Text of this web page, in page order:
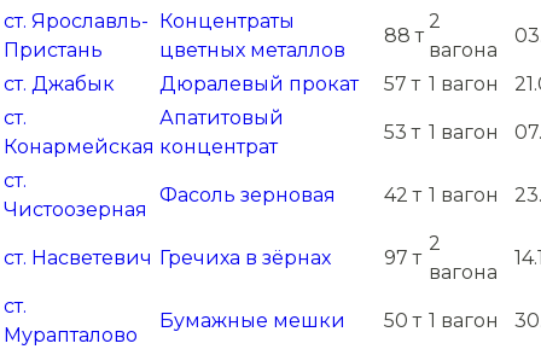
ст. Ярославль-
Пристань
Концентраты
цветных металлов
88 т
2
вагона
ст. Джабык Дюралевый прокат 57 т 1 вагон
ст.
Конармейская
Апатитовый
концентрат
53 т 1 вагон
ст.
Чистоозерная
Фасоль зерновая 42 т 1 вагон
ст. Насветевич Гречиха в зёрнах 97 т
2
вагона
ст.
Мурапталово
Бумажные мешки 50 т 1 вагон